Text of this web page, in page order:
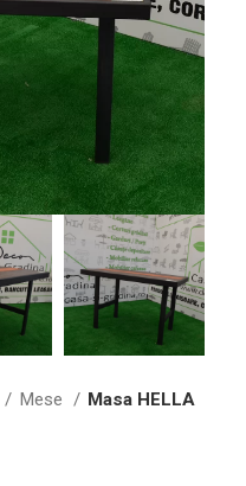
Mese Masa HELLA